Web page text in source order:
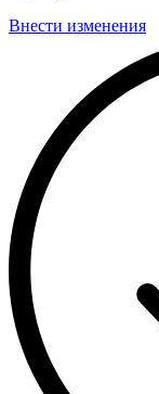
Внести изменения